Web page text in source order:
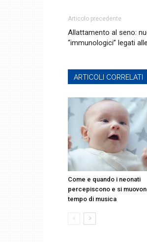
Articolo precedente
Allattamento al seno:
“immunologici” legati
ARTICOLI CORRELATI
Come e quando i neonati
percepiscono e si
tempo di musica